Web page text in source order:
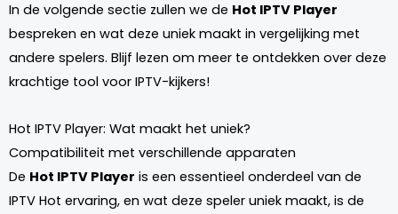
In de volgende sectie zullen we de Hot IPTV Player
bespreken en wat deze uniek maakt in vergelijking met
andere spelers. Blijf lezen om meer te ontdekken over deze
krachtige tool voor IPTV-kijkers!
Hot IPTV Player: Wat maakt het uniek?
Compatibiliteit met verschillende apparaten
De Hot IPTV Player is een essentieel onderdeel van de
IPTV Hot ervaring, en wat deze speler uniek maakt, is de